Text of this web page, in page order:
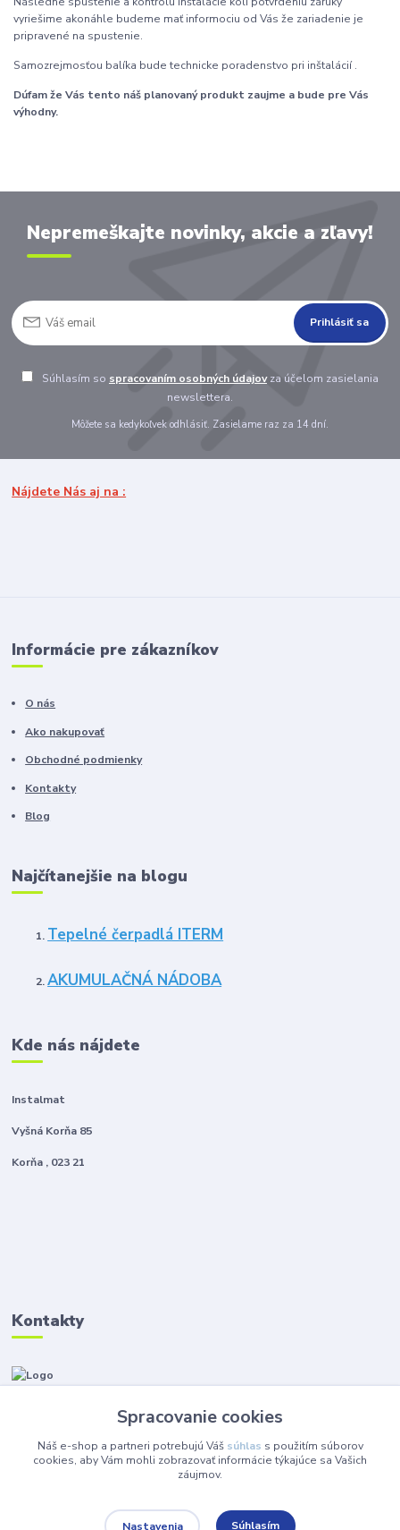
vyriešime akonáhle budeme mať informociu od Vás že zariadenie je
pripravené na spustenie.
Samozrejmosťou balíka bude technicke poradenstvo pri inštalácií .
Dúfam že Vás tento náš planovaný produkt zaujme a bude pre Vás
výhodny.
Nepremeškajte novinky, akcie a zľavy!
Prihlásiť sa
Súhlasím so spracovaním osobných údajovza účelom zasielania
newslettera.
Môžete sa kedykoľvek odhlásiť. Zasielame raz za 14 dní.
Nájdete Nás aj na :
Informácie pre zákazníkov
O nás
Ako nakupovať
Obchodné podmienky
Kontakty
Blog
Najčítanejšie na blogu
Tepelné čerpadlá ITERM
AKUMULAČNÁ NÁDOBA
Kde nás nájdete
Instalmat
Vyšná Korňa 85
Korňa , 023 21
Kontakty
eshop@instalmat.sk
Spracovanie cookies
Náš e-shop a partneri potrebujú Váš súhlas s použitím súborov
cookies, aby Vám mohli zobrazovať informácie týkajúce sa Vašich
záujmov.
Nastavenia Súhlasím